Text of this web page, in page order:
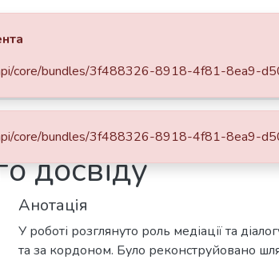
метод
досвіду
Анотація
У роботі розглянуто роль медіації та
та за кордоном. Було реконструйовано
core/bundles/3f488326-8918-4f81-8ea9-
core/bundles/3f488326-8918-4f81-8ea9-